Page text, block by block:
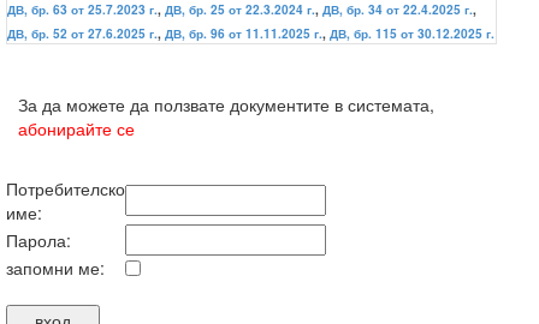
ДВ, бр. 63 от 25.7.2023 г., ДВ, бр. 25 от 22.3.2024 г., ДВ, бр. 34 от 22.4.2025 г.,
ДВ, бр. 52 от 27.6.2025 г., ДВ, бр. 96 от 11.11.2025 г., ДВ, бр. 115 от 30.12.2025 г.
За да можете да ползвате документите в системата,
абонирайте се
Потребителско
име:
Парола:
запомни ме: